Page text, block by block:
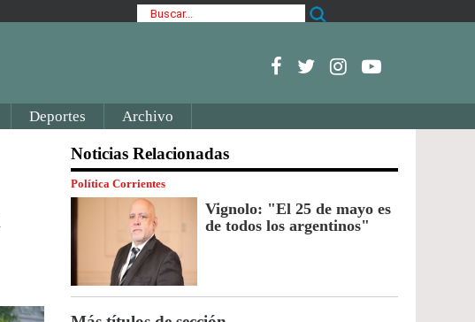
Deportes Archivo
Noticias Relacionadas
Política Corrientes
Vignolo: "El 25 de mayo es
de todos los argentinos"